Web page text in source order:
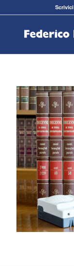
Scrivici